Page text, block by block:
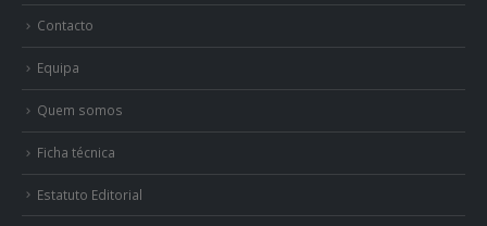
Contacto
Equipa
Quem somos
Ficha técnica
Estatuto Editorial